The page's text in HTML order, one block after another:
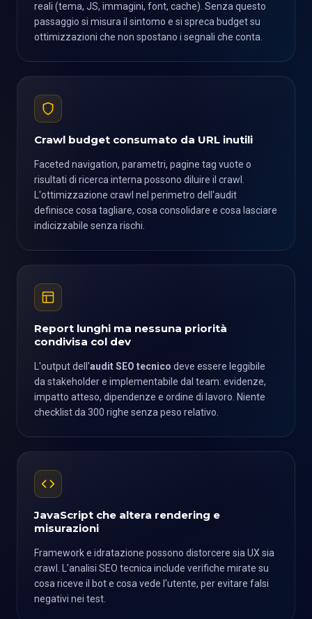
reali (tema, JS, immagini, font, cache). Senza questo
passaggio si misura il sintomo e si spreca budget su
ottimizzazioni che non spostano i segnali che conta.
Crawl budget consumato da URL inutili
Faceted navigation, parametri, pagine tag vuote o
risultati di ricerca interna possono diluire il crawl.
L'ottimizzazione crawl nel perimetro dell'audit
definisce cosa tagliare, cosa consolidare e cosa lasciare
indicizzabile senza rischi.
Report lunghi ma nessuna priorità
condivisa col dev
L'output dell'audit SEO tecnico deve essere leggibile
da stakeholder e implementabile dal team: evidenze,
impatto atteso, dipendenze e ordine di lavoro. Niente
checklist da 300 righe senza peso relativo.
JavaScript che altera rendering e
misurazioni
Framework e idratazione possono distorcere sia UX sia
crawl. L'analisi SEO tecnica include verifiche mirate su
cosa riceve il bot e cosa vede l'utente, per evitare falsi
negativi nei test.